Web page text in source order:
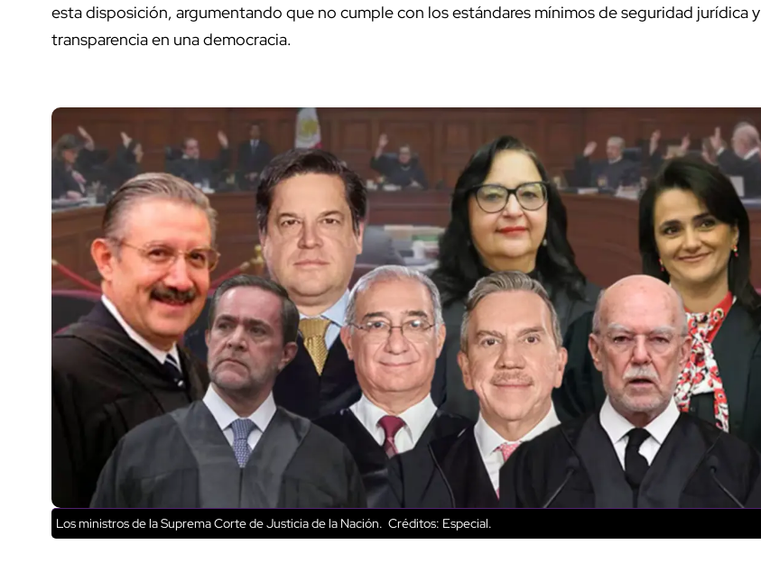
esta disposición, argumentando que no cumple con los estándares mínimos de seguridad jurídica y
transparencia en una democracia.
Los ministros de la Suprema Corte de Justicia de la Nación. Créditos: Especial.